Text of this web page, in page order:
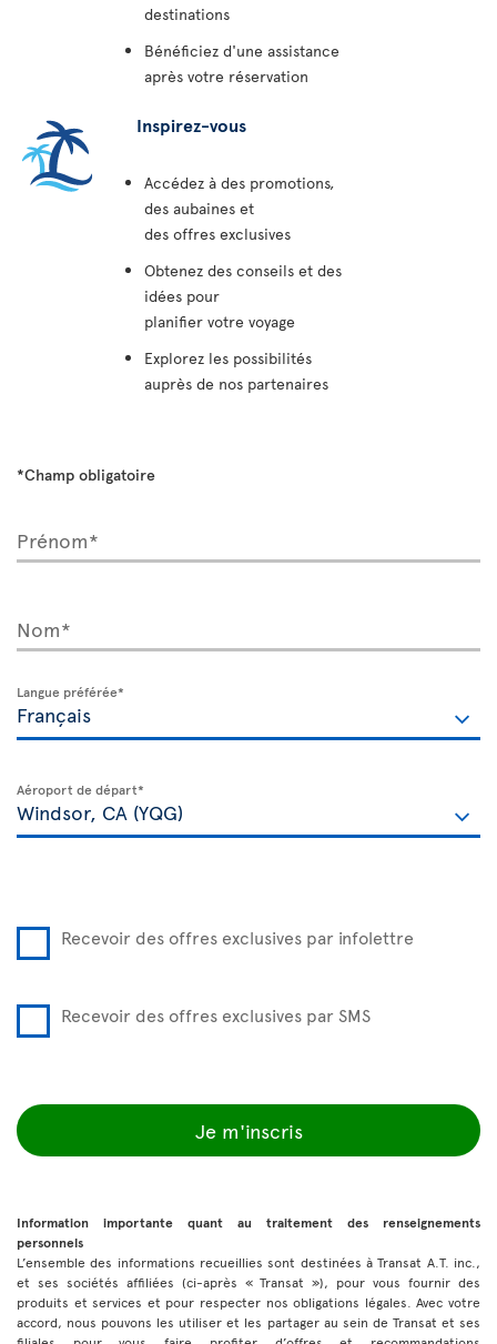
destinations
Bénéficiez d'une assistance
après votre réservation
Inspirez-vous
Accédez à des promotions,
des aubaines et
des offres exclusives
Obtenez des conseils et des
idées pour
planifier votre voyage
Explorez les possibilités
auprès de nos partenaires
*Champ obligatoire
Prénom*
Nom*
Langue préférée*
Aéroport de départ*
Recevoir des offres exclusives par infolettre
Recevoir des offres exclusives par SMS
Je m'inscris
Information importante quant au traitement des renseignements
personnels
L’ensemble des informations recueillies sont destinées à Transat A.T. inc.,
et ses sociétés affiliées (ci-après « Transat »), pour vous fournir des
produits et services et pour respecter nos obligations légales. Avec votre
accord, nous pouvons les utiliser et les partager au sein de Transat et ses